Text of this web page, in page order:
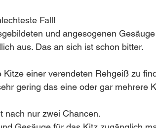
Fall!
und angesogenen
aus. Das an sich ist schon bitter.
einer verendeten Rehgeiß zu
gering das eine oder gar mehrere
nach nur zwei Chancen.